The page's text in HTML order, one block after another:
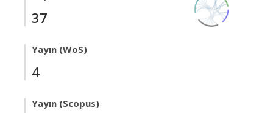
37
Yayın (WoS)
4
Yayın (Scopus)